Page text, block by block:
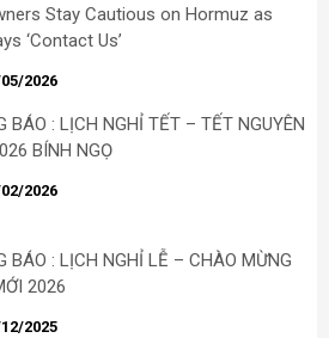
Stay Cautious on Hormuz as
‘Contact Us’
2026
BÁO : LỊCH NGHỈ TẾT – TẾT NGUYÊN
BÍNH NGỌ
2026
BÁO : LỊCH NGHỈ LỄ – CHÀO MỪNG
2026
2025